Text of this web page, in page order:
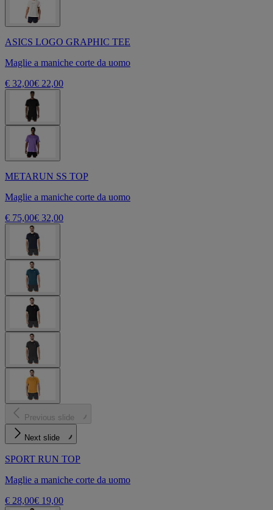
ASICS LOGO GRAPHIC TEE
Maglie a maniche corte da uomo
€ 32,00€ 22,00
METARUN SS TOP
Maglie a maniche corte da uomo
€ 75,00€ 32,00
Previous slide
Next slide
SPORT RUN TOP
Maglie a maniche corte da uomo
€ 28,00€ 19,00